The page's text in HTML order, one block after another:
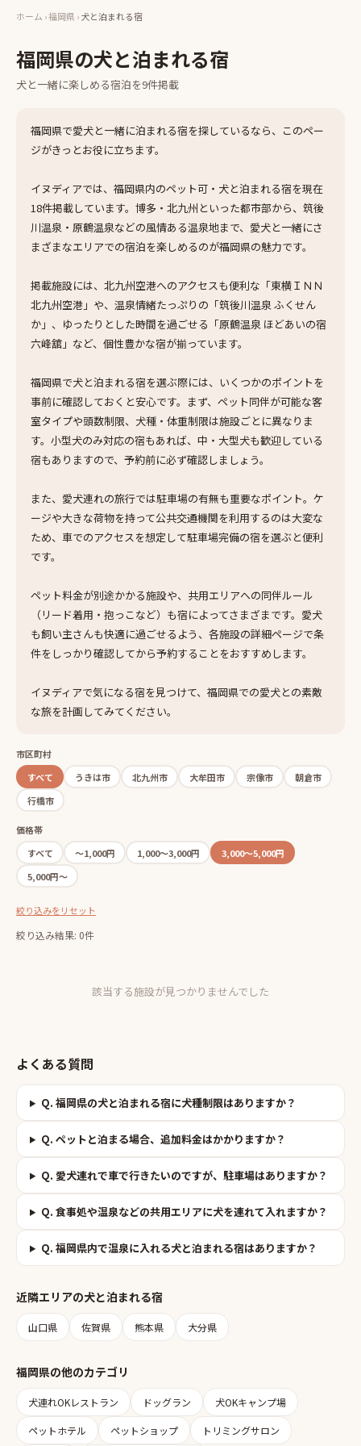
ホーム ›福岡県›犬と泊まれる宿
福岡県の犬と泊まれる宿
犬と一緒に楽しめる宿泊を9件掲載
福岡県で愛犬と一緒に泊まれる宿を探しているなら、このペー
ジがきっとお役に立ちます。
イヌディアでは、福岡県内のペット可・犬と泊まれる宿を現在
18件掲載しています。博多・北九州といった都市部から、筑後
川温泉・原鶴温泉などの風情ある温泉地まで、愛犬と一緒にさ
まざまなエリアでの宿泊を楽しめるのが福岡県の魅力です。
掲載施設には、北九州空港へのアクセスも便利な「東横ＩＮＮ
北九州空港」や、温泉情緒たっぷりの「筑後川温泉 ふくせん
か」、ゆったりとした時間を過ごせる「原鶴温泉 ほどあいの宿
六峰舘」など、個性豊かな宿が揃っています。
福岡県で犬と泊まれる宿を選ぶ際には、いくつかのポイントを
事前に確認しておくと安心です。まず、ペット同伴が可能な客
室タイプや頭数制限、犬種・体重制限は施設ごとに異なりま
す。小型犬のみ対応の宿もあれば、中・大型犬も歓迎している
宿もありますので、予約前に必ず確認しましょう。
また、愛犬連れの旅行では駐車場の有無も重要なポイント。ケ
ージや大きな荷物を持って公共交通機関を利用するのは大変な
ため、車でのアクセスを想定して駐車場完備の宿を選ぶと便利
です。
ペット料金が別途かかる施設や、共用エリアへの同伴ルール
（リード着用・抱っこなど）も宿によってさまざまです。愛犬
も飼い主さんも快適に過ごせるよう、各施設の詳細ページで条
件をしっかり確認してから予約することをおすすめします。
イヌディアで気になる宿を見つけて、福岡県での愛犬との素敵
な旅を計画してみてください。
市区町村
すべて
うきは市 北九州市 大牟田市 宗像市
朝倉市
行橋市
価格帯
すべて
〜1,000円 1,000〜3,000円
3,000〜5,000円
5,000円〜
絞り込みをリセット
絞り込み結果: 0件
該当する施設が見つかりませんでした
よくある質問
Q. 福岡県の犬と泊まれる宿に犬種制限はありますか？
Q. ペットと泊まる場合、追加料金はかかりますか？
Q. 愛犬連れで車で行きたいのですが、駐車場はありますか？
Q. 食事処や温泉などの共用エリアに犬を連れて入れますか？
Q. 福岡県内で温泉に入れる犬と泊まれる宿はありますか？
近隣エリアの犬と泊まれる宿
山口県 佐賀県 熊本県 大分県
福岡県の他のカテゴリ
犬連れOKレストラン ドッグラン 犬OKキャンプ場
ペットホテル ペットショップ トリミングサロン